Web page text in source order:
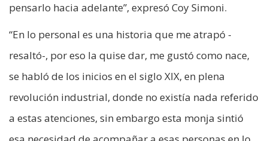
pensarlo hacia adelante”, expresó Coy Simoni.
“En lo personal es una historia que me atrapó -
resaltó-, por eso la quise dar, me gustó como nace,
se habló de los inicios en el siglo XIX, en plena
revolución industrial, donde no existía nada referido
a estas atenciones, sin embargo esta monja sintió